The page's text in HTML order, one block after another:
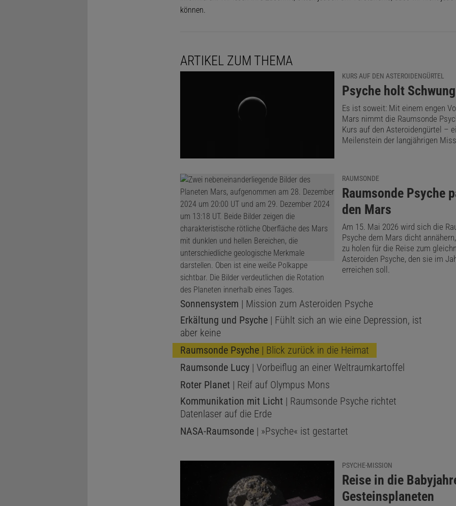
Dunstschleier und Eiswolken.
© NASA/JPL-CALTECH/ASU/ANDREA LUCK / NASA'S PSYCHE – FLY BY MARS FOR GRAVITY ASSIST
Mars am 15. Mai 2026 |Kurz vor dem Erreichen des geringsten Abstands zum Mars
NASA-Sonde Psyche dieses Farbporträt des Roten Planeten auf. Es zeigt den Mars
Sichel, auf der sich Oberflächenmerkmale erkennen lassen. Das Motiv gestaltete
Bildbearbeiter Andrea Luck.
Dieser Artikel ist enthalten in
Warum Ebola-Patienten in Deutschland
Jetzt informieren!
Die Woche-Archiv
können.
ARTIKEL ZUM THEMA
KURS AUF DEN ASTEROIDENGÜRTEL
:
Psyche holt Schwung
Es ist soweit: Mit einem engen
Mars nimmt die Raumsonde
Kurs auf den Asteroidengürtel –
Meilenstein der langjährigen
RAUMSONDE
:
Raumsonde Psyche
den Mars
Am 15. Mai 2026 wird sich die
Psyche dem Mars dicht
zu holen für die Reise zum
Asteroiden Psyche, den sie im
erreichen soll.
Sonnensystem | Mission zum Asteroiden Psyche
Erkältung und Psyche| Fühlt sich an wie eine Depression, ist
aber keine
Raumsonde Psyche| Blick zurück in die Heimat
Raumsonde Lucy| Vorbeiflug an einer Weltraumkartoffel
Roter Planet | Reif auf Olympus Mons
Kommunikation mit Licht | Raumsonde Psyche richtet
Datenlaser auf die Erde
NASA-Raumsonde| »Psyche« ist gestartet
PSYCHE-MISSION
:
Reise in die
Gesteinsplaneten